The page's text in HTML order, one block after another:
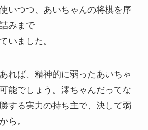
いつつ、あいちゃんの将棋を序
みまで
いました。
れば、精神的に弱ったあいちゃ
能でしょう。澪ちゃんだってな
する実力の持ち主で、決して弱
ら。